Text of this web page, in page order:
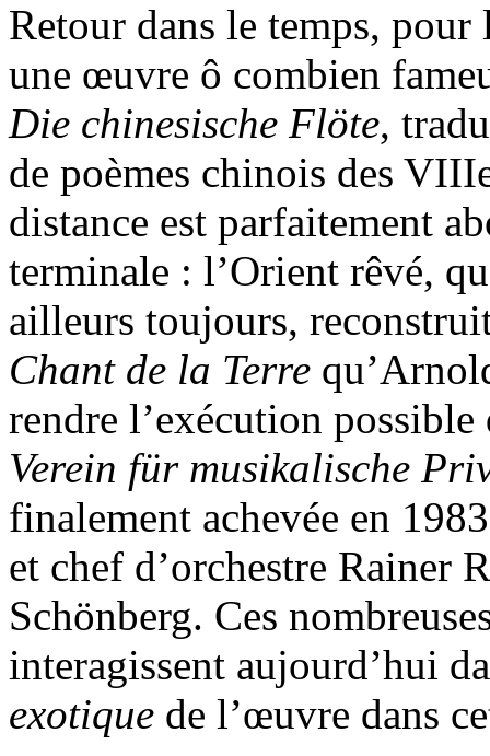
Retour dans le temps,
une œuvre ô combien
Die chinesische Flöte,
de poèmes chinois des
distance est parfaitement
terminale : l’Orient rêvé,
ailleurs toujours,
Chant de la Terre
rendre l’exécution possible
Verein für musikalische
finalement achevée en
et chef d’orchestre Rainer
Schönberg. Ces
interagissent aujourd’hui
exotique de l’œuvre dans